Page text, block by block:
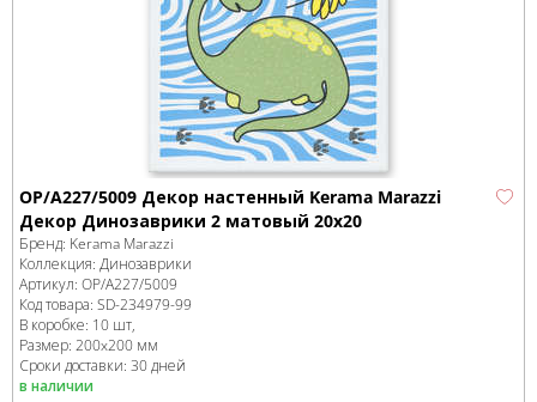
OP/A227/5009 Декор настенный Kerama Marazzi
Декор Динозаврики 2 матовый 20x20
Бренд: Kerama Marazzi
Коллекция: Динозаврики
Артикул: OP/A227/5009
Код товара: SD-234979-99
В коробке: 10 шт,
Размер: 200x200 мм
Сроки доставки: 30 дней
в наличии